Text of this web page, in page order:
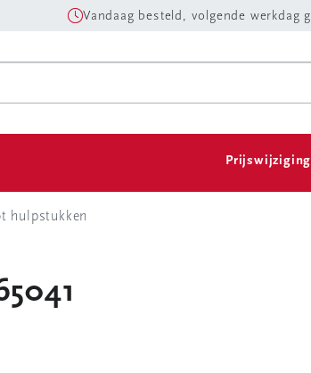
Vandaag besteld, volgende werkdag
hulpstukken